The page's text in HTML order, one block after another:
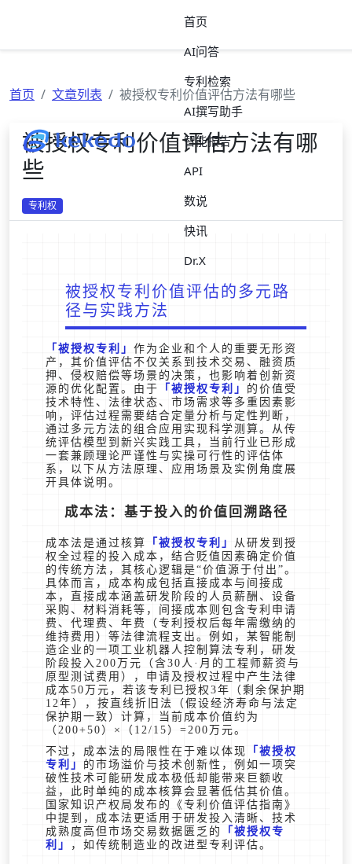
首页
AI问答
专利检索
AI撰写助手
智能报告
API
数说
快讯
Dr.X
首页 文章列表 被授权专利价值评估方法有哪些
被授权专利价值评估方法有哪
些
专利权
被授权专利价值评估的多元路
径与实践方法
被授权专利
作为企业和个人的重要无形资
产，其价值评估不仅关系到技术交易、融资质
押、侵权赔偿等场景的决策，也影响着创新资
源的优化配置。由于
被授权专利
的价值受
技术特性、法律状态、市场需求等多重因素影
响，评估过程需要结合定量分析与定性判断，
通过多元方法的组合应用实现科学测算。从传
统评估模型到新兴实践工具，当前行业已形成
一套兼顾理论严谨性与实操可行性的评估体
系，以下从方法原理、应用场景及实例角度展
开具体说明。
成本法：基于投入的价值回溯路径
成本法是通过核算 被授权专利
从研发到授
权全过程的投入成本，结合贬值因素确定价值
的传统方法，其核心逻辑是“价值源于付出”。
具体而言，成本构成包括直接成本与间接成
本，直接成本涵盖研发阶段的人员薪酬、设备
采购、材料消耗等，间接成本则包含专利申请
费、代理费、年费（专利授权后每年需缴纳的
维持费用）等法律流程支出。例如，某智能制
造企业的一项工业机器人控制算法专利，研发
阶段投入200万元（含30人·月的工程师薪资与
原型测试费用），申请及授权过程中产生法律
成本50万元，若该专利已授权3年（剩余保护期
12年），按直线折旧法（假设经济寿命与法定
保护期一致）计算，当前成本价值约为
（200+50）×（12/15）=200万元。
不过，成本法的局限性在于难以体现
被授权
专利
的市场溢价与技术创新性，例如一项突
破性技术可能研发成本极低却能带来巨额收
益，此时单纯的成本核算会显著低估其价值。
国家知识产权局发布的《专利价值评估指南》
中提到，成本法更适用于研发投入清晰、技术
成熟度高但市场交易数据匮乏的
被授权专
利
，如传统制造业的改进型专利评估。